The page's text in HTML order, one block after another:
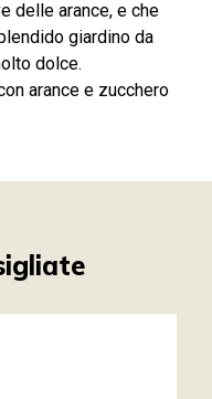
delle arance, e che
giardino da
dolce.
arance e zucchero